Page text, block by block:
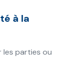
à la
les parties ou